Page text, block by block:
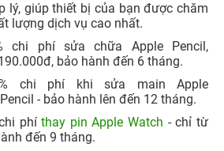
lý, giúp thiết bị của bạn được chăm
lượng dịch vụ cao nhất.
chi phí sửa chữa Apple Pencil,
bảo hành đến 6 tháng.​
chi phí khi sửa main Apple
- bảo hành lên đến 12 tháng.
phíthay pin Apple Watch - chỉ từ
đến 9 tháng.​